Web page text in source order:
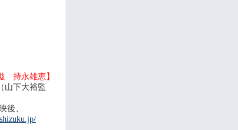
持永雄恵】
山下大裕監
後、